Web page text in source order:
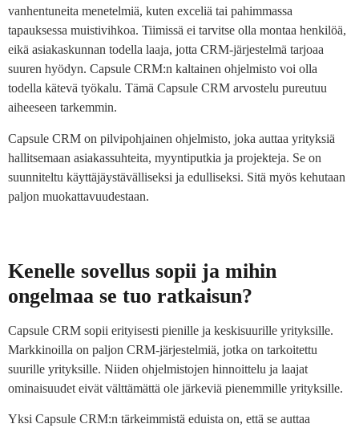
vanhentuneita menetelmiä, kuten exceliä tai pahimmassa
tapauksessa muistivihkoa. Tiimissä ei tarvitse olla montaa henkilöä,
eikä asiakaskunnan todella laaja, jotta CRM-järjestelmä tarjoaa
suuren hyödyn. Capsule CRM:n kaltainen ohjelmisto voi olla
todella kätevä työkalu. Tämä Capsule CRM arvostelu pureutuu
aiheeseen tarkemmin.
Capsule CRM on pilvipohjainen ohjelmisto, joka auttaa yrityksiä
hallitsemaan asiakassuhteita, myyntiputkia ja projekteja. Se on
suunniteltu käyttäjäystävälliseksi ja edulliseksi. Sitä myös kehutaan
paljon muokattavuudestaan.
Kenelle sovellus sopii ja mihin
ongelmaa se tuo ratkaisun?
Capsule CRM sopii erityisesti pienille ja keskisuurille yrityksille.
Markkinoilla on paljon CRM-järjestelmiä, jotka on tarkoitettu
suurille yrityksille. Niiden ohjelmistojen hinnoittelu ja laajat
ominaisuudet eivät välttämättä ole järkeviä pienemmille yrityksille.
Yksi Capsule CRM:n tärkeimmistä eduista on, että se auttaa